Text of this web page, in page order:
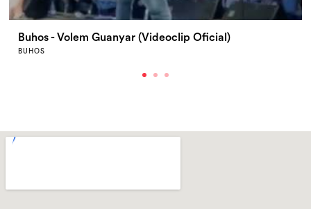
Buhos - Volem Guanyar (Videoclip Oficial)
BUHOS